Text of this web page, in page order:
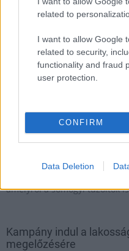
related to
I want to allow Google
related to security,
functionality and fraud
user protection.
CONFIRM
Data Deletion
Megyei Katasztrófavédelmi
amelyről a somogyi tűzoltók
Kampány indul a
megelőzésére